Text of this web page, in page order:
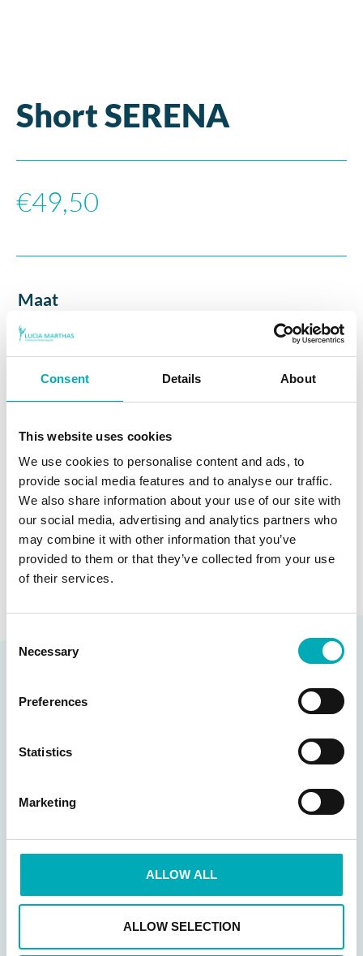
Consent Details About
This website uses cookies
We use cookies to personalise content and ads, to
provide social media features and to analyse our traffic.
We also share information about your use of our site with
our social media, advertising and analytics partners who
may combine it with other information that you’ve
provided to them or that they’ve collected from your use
of their services.
Selection
Necessary
Preferences
Statistics
Marketing
ALLOW ALL
ALLOW SELECTION
Short SERENA
€49,50
Maat
TOEVOEGEN AAN WINKELWAGEN
Short SERENA is alleen in het zwart verkrijgbaar.
Dit short is alleen verkrijgbaar in het zwart. De
band is rondom volledig bedrukt met de pop logo’s.
Leuke tip! Bij dit short is een bijpassende top NINA
en/of een bijpassende legging LARISSA.
Gerelateerde producten
Dansvoetjes
DOMINIQUE
25,95